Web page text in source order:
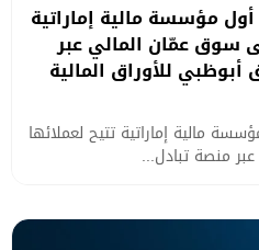
مؤسسة مالية إماراتية
سوق عمّان المالي عبر
للأوراق المالية
مالية إماراتية تتيح لعملائها
منصة تبادل...